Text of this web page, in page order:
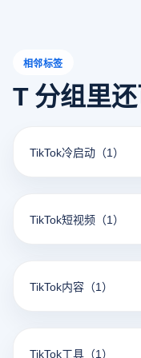
相邻标签
T 分组里
TikTok冷启动 （1）
TikTok短视频 （1）
TikTok内容 （1）
TikTok工具 （1）